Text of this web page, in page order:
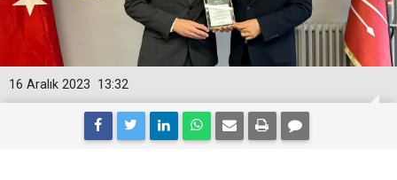
13:32
16 Aralık 2023